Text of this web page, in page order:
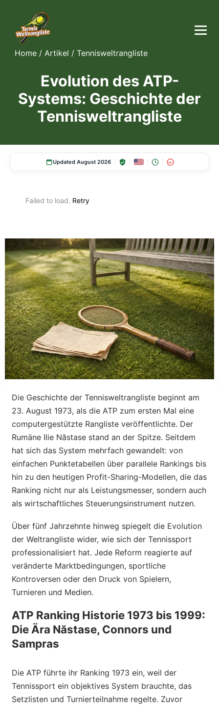
Home / Artikel / Tennisweltrangliste
Evolution des ATP-
Systems: Geschichte der
Tennisweltrangliste
Updated August 2026 18+
Failed to load. Retry
Die Geschichte der Tennisweltrangliste beginnt am
23. August 1973, als die ATP zum ersten Mal eine
computergestützte Rangliste veröffentlichte. Der
Rumäne Ilie Năstase stand an der Spitze. Seitdem
hat sich das System mehrfach gewandelt: von
einfachen Punktetabellen über parallele Rankings bis
hin zu den heutigen Profit-Sharing-Modellen, die das
Ranking nicht nur als Leistungsmesser, sondern auch
als wirtschaftliches Steuerungsinstrument nutzen.
Über fünf Jahrzehnte hinweg spiegelt die Evolution
der Weltrangliste wider, wie sich der Tennissport
professionalisiert hat. Jede Reform reagierte auf
veränderte Marktbedingungen, sportliche
Kontroversen oder den Druck von Spielern,
Turnieren und Medien.
ATP Ranking Historie 1973 bis 1999:
Die Ära Năstase, Connors und
Sampras
Die ATP führte ihr Ranking 1973 ein, weil der
Tennissport ein objektives System brauchte, das
Setzlisten und Turnierteilnahme regelte. Zuvor